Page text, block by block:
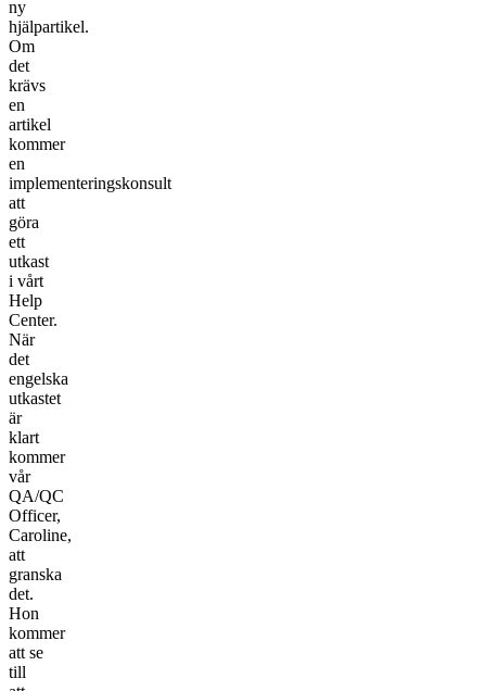
ny
hjälpartikel.
Om
det
krävs
en
artikel
kommer
en
implementeringskonsult
att
göra
ett
utkast
i vårt
Help
Center.
När
det
engelska
utkastet
är
klart
kommer
vår
QA/QC
Officer,
Caroline,
att
granska
det.
Hon
kommer
att se
till